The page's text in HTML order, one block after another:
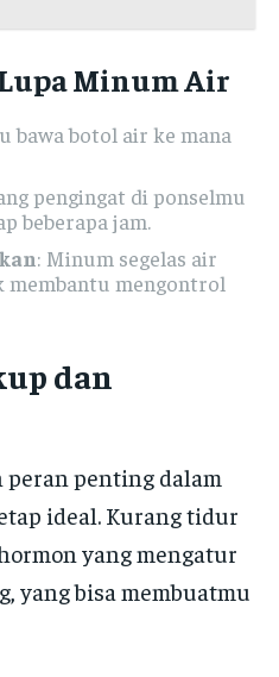
Minum Air
bawa botol air ke mana
pengingat di ponselmu
beberapa jam.
: Minum segelas air
membantu mengontrol
dan
penting dalam
ideal. Kurang tidur
yang mengatur
yang bisa membuatmu